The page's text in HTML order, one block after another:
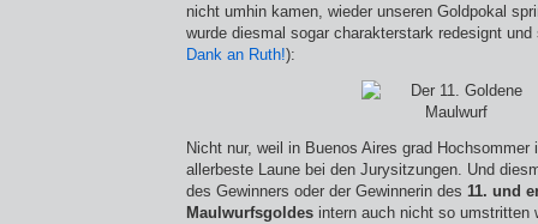
nicht umhin kamen, wieder unseren Goldpokal
wurde diesmal sogar charakterstark redesignt
Dank an Ruth!):
Nicht nur, weil in Buenos Aires grad Hochsommer
allerbeste Laune bei den Jurysitzungen. Und
des Gewinners oder der Gewinnerin des 11. und
Maulwurfsgoldes intern auch nicht so umstritten